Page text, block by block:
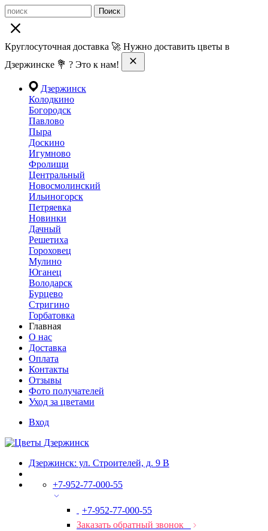
Поиск
Круглосуточная доставка 🚀 Нужно доставить цветы в
Дзержинске 💐 ? Это к нам!
Дзержинск
Колодкино
Богородск
Павлово
Пыра
Доскино
Игумново
Фролищи
Центральный
Новосмолинский
Ильиногорск
Петряевка
Новинки
Дачный
Решетиха
Гороховец
Мулино
Юганец
Володарск
Бурцево
Стригино
Горбатовка
Главная
О нас
Доставка
Оплата
Контакты
Отзывы
Фото получателей
Уход за цветами
Вход
Дзержинск: ул. Строителей, д. 9 В
+7-952-77-000-55
+7-952-77-000-55
Заказать обратный звонок